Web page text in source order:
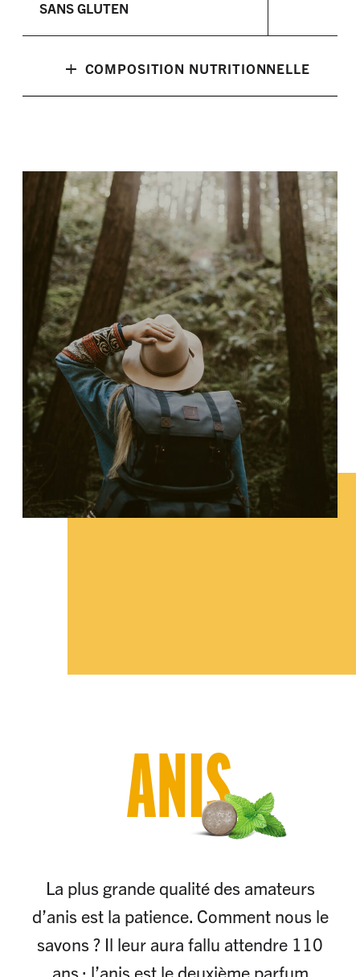
SANS GLUTEN
+ COMPOSITION NUTRITIONNELLE
ANIS
La plus grande qualité des amateurs
d’anis est la patience. Comment nous le
savons ? Il leur aura fallu attendre 110